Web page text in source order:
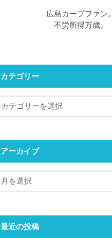
広島カープファン。
不労所得万歳。
カテゴリー
アーカイブ
最近の投稿